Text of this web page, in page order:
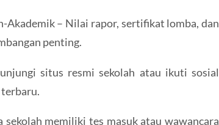
Akademik – Nilai rapor, sertifikat lomba, dan
penting.
situs resmi sekolah atau ikuti sosial
sekolah memiliki tes masuk atau wawancara